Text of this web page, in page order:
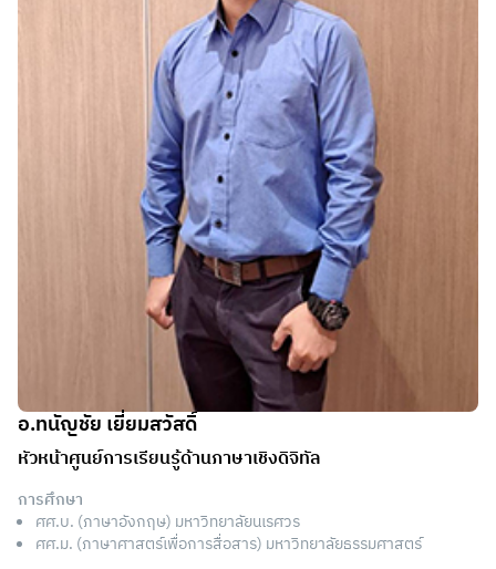
อ.ทนัญชัย เยี่ยมสวัสดิ์
หัวหน้าศูนย์การเรียนรู้ด้านภาษาเชิงดิจิทัล
การศึกษา
ศศ.บ. (ภาษาอังกฤษ) มหาวิทยาลัยนเรศวร
ศศ.ม. (ภาษาศาสตร์เพื่อการสื่อสาร) มหาวิทยาลัยธรรมศาสตร์